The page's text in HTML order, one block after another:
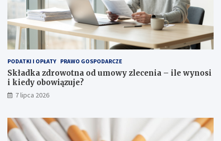
PODATKI I OPŁATY PRAWO GOSPODARCZE
Składka zdrowotna od umowy zlecenia – ile wynosi
i kiedy obowiązuje?
7 lipca 2026